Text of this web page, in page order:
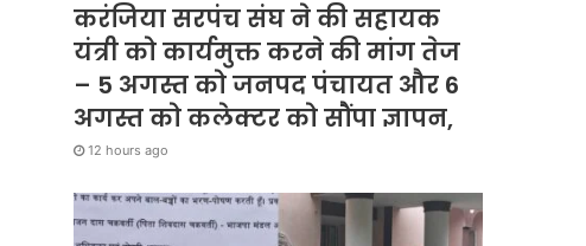
करंजिया सरपंच संघ ने की सहायक
यंत्री को कार्यमुक्त करने की मांग तेज
– 5 अगस्त को जनपद पंचायत और 6
अगस्त को कलेक्टर को सौंपा ज्ञापन,
12 hours ago